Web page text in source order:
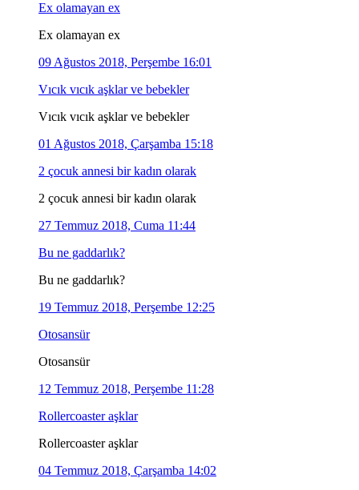
Ex olamayan ex
Ex olamayan ex
09 Ağustos 2018, Perşembe 16:01
Vıcık vıcık aşklar ve bebekler
Vıcık vıcık aşklar ve bebekler
01 Ağustos 2018, Çarşamba 15:18
2 çocuk annesi bir kadın olarak
2 çocuk annesi bir kadın olarak
27 Temmuz 2018, Cuma 11:44
Bu ne gaddarlık?
Bu ne gaddarlık?
19 Temmuz 2018, Perşembe 12:25
Otosansür
Otosansür
12 Temmuz 2018, Perşembe 11:28
Rollercoaster aşklar
Rollercoaster aşklar
04 Temmuz 2018, Çarşamba 14:02